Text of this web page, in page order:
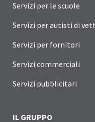
Servizi per le scuole
Servizi per autisti di
Servizi per fornitori
Servizi commerciali
Servizi pubblicitari
IL GRUPPO